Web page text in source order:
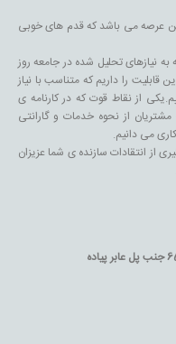
عرصه می باشد که قدم های خوبی
نیازهای تحلیل شده در جامعه روز
را داریم که متناسب با نیاز
از نقاط قوت که در کارنامه ی
از نحوه خدمات و گارانتی
می دانیم.
از انتقادات سازنده ی شما عزیزان